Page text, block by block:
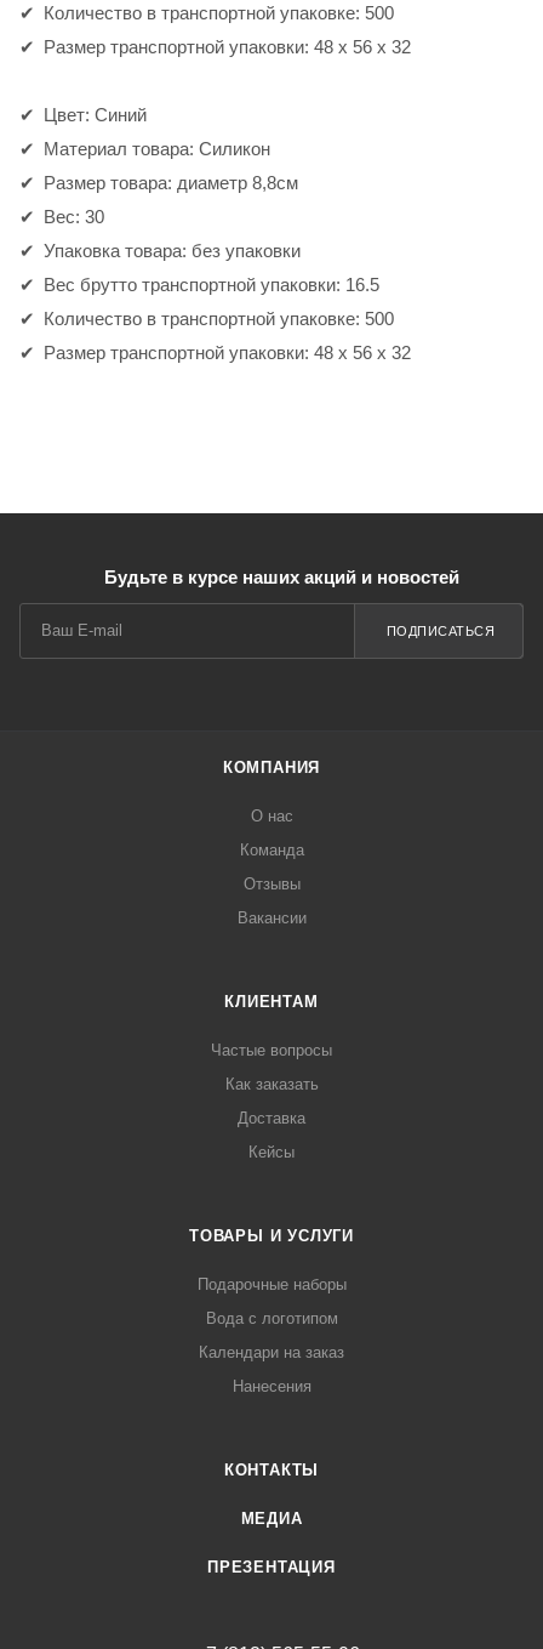
Количество в транспортной упаковке: 500
Размер транспортной упаковки: 48 x 56 x 32
Цвет: Синий
Материал товара: Силикон
Размер товара: диаметр 8,8см
Вес: 30
Упаковка товара: без упаковки
Вес брутто транспортной упаковки: 16.5
Количество в транспортной упаковке: 500
Размер транспортной упаковки: 48 x 56 x 32
Будьте в курсе наших акций и новостей
ПОДПИСАТЬСЯ
КОМПАНИЯ
О нас
Команда
Отзывы
Вакансии
КЛИЕНТАМ
Частые вопросы
Как заказать
Доставка
Кейсы
ТОВАРЫ И УСЛУГИ
Подарочные наборы
Вода с логотипом
Календари на заказ
Нанесения
КОНТАКТЫ
МЕДИА
ПРЕЗЕНТАЦИЯ